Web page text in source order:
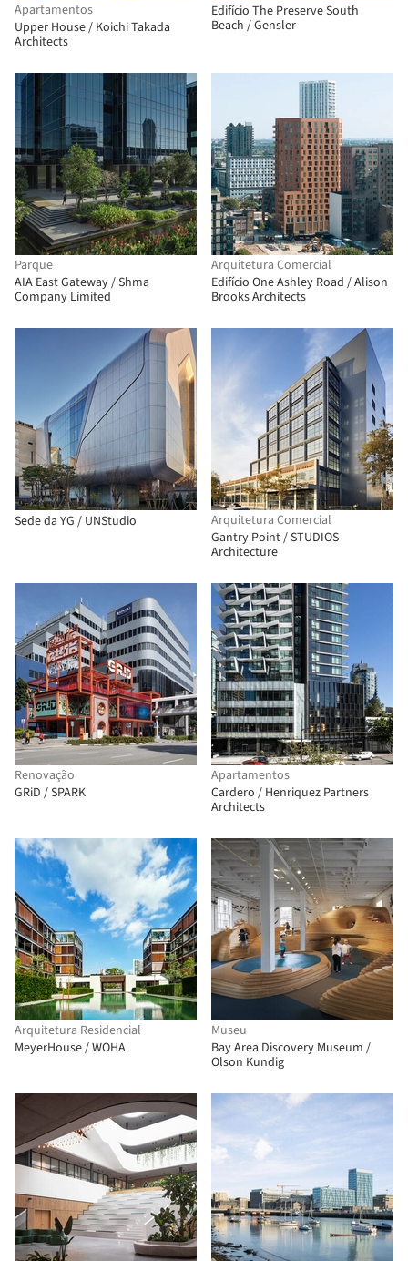
Apartamentos
Upper House / Koichi Takada
Architects
Edifício The Preserve South
Beach / Gensler
Parque
AIA East Gateway / Shma
Company Limited
Arquitetura Comercial
Edifício One Ashley Road / Alison
Brooks Architects
Sede da YG / UNStudio
Arquitetura Comercial
Gantry Point / STUDIOS
Architecture
Renovação
GRiD / SPARK
Apartamentos
Cardero / Henriquez Partners
Architects
Arquitetura Residencial
MeyerHouse / WOHA
Museu
Bay Area Discovery Museum /
Olson Kundig